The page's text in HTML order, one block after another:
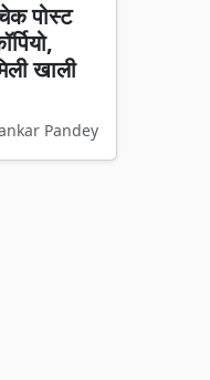
पोस्ट
खाली
Pandey